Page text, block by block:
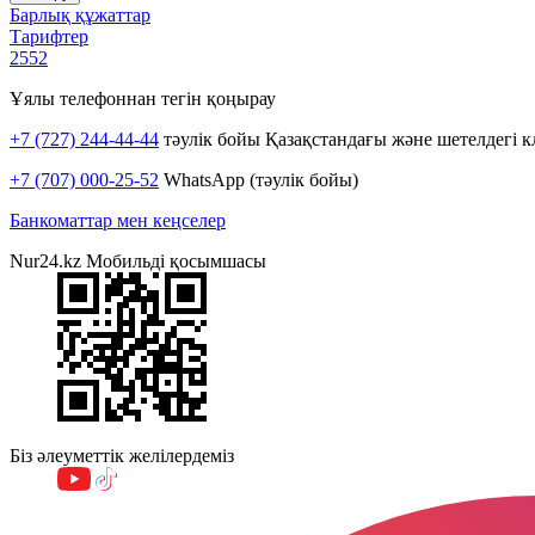
Барлық құжаттар
Тарифтер
2552
Ұялы телефоннан тегін қоңырау
+7 (727) 244-44-44 тәулік бойы Қазақстандағы және шетелдегі
+7 (707) 000-25-52 WhatsApp (тәулік бойы)
Банкоматтар мен кеңселер
Nur24.kz Мобильді қосымшасы
Біз әлеуметтік желілердеміз